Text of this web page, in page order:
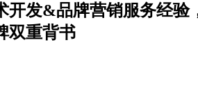
开发&品牌营销服务经验
双重背书